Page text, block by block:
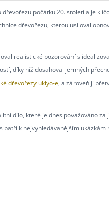
počátku 20. století a je
dřevořezu, kterou usiloval
realistické pozorování s
díky níž dosahoval jemných
dřevořezy ukiyo-e, a zároveň ji
dílo, které je dnes považováno za
patří k nejvyhledávanějším ukázkám